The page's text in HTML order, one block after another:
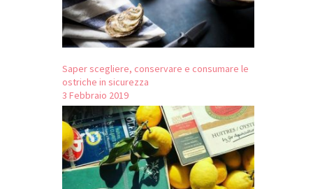
Saper scegliere, conservare e consumare le
ostriche in sicurezza
3 Febbraio 2019